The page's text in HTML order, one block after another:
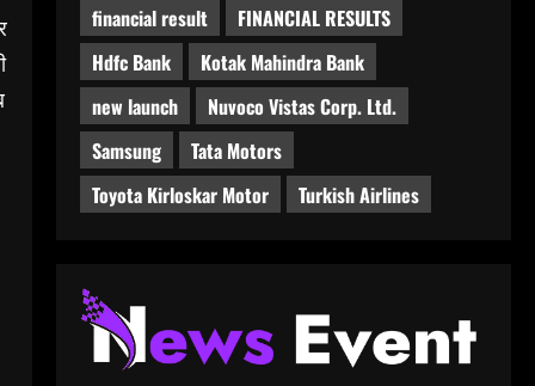
financial result
FINANCIAL RESULTS
Hdfc Bank
Kotak Mahindra Bank
new launch
Nuvoco Vistas Corp. Ltd.
Samsung
Tata Motors
Toyota Kirloskar Motor
Turkish Airlines